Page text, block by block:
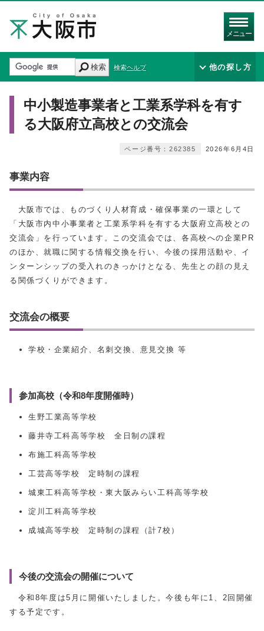
メニュー
検索 検索ヘルプ 他の探し方
中小製造事業者と工業系学科を有す
る大阪府立高校との交流会
2026年6月4日
ページ番号：262385
事業内容
大阪市では、ものづくり人材育成・確保事業の一環として
「大阪市内中小事業者と工業系学科を有する大阪府立高校との
交流会」を行っています。この交流会では、各高校への企業PR
のほか、就職に関する情報交換を行い、今後の採用活動や、イ
ンターンシップの受入れのきっかけとなる、先生との顔の見え
る関係づくりができます。
交流会の概要
学校・企業紹介、名刺交換、意見交換 等
参加高校（令和8年度開催時）
生野工業高等学校
藤井寺工科高等学校 全日制の課程
布施工科高等学校
工芸高等学校 定時制の課程
城東工科高等学校・東大阪みらい工科高等学校
淀川工科高等学校
成城高等学校 定時制の課程（計7校）
今後の交流会の開催について
令和8年度は5月に開催いたしました。今後も年に1、2回開催
する予定です。